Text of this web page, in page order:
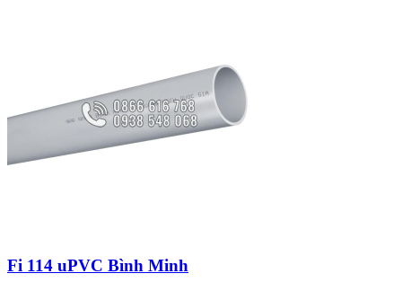
Fi 114 uPVC Bình Minh